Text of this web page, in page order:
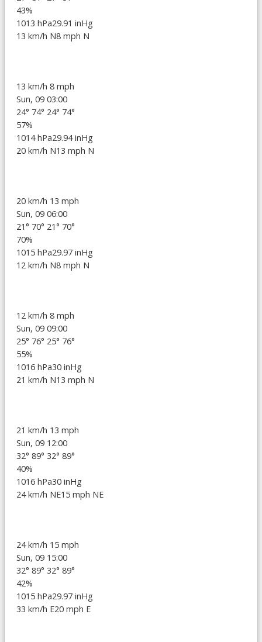
43%
1013 hPa29.91 inHg
13 km/h N8 mph N
13 km/h 8 mph
Sun, 09 03:00
24° 74° 24° 74°
57%
1014 hPa29.94 inHg
20 km/h N13 mph N
20 km/h 13 mph
Sun, 09 06:00
21° 70° 21° 70°
70%
1015 hPa29.97 inHg
12 km/h N8 mph N
12 km/h 8 mph
Sun, 09 09:00
25° 76° 25° 76°
55%
1016 hPa30 inHg
21 km/h N13 mph N
21 km/h 13 mph
Sun, 09 12:00
32° 89° 32° 89°
40%
1016 hPa30 inHg
24 km/h NE15 mph NE
24 km/h 15 mph
Sun, 09 15:00
32° 89° 32° 89°
42%
1015 hPa29.97 inHg
33 km/h E20 mph E